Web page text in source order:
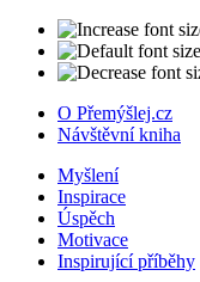
O Přemýšlej.cz
Návštěvní kniha
Myšlení
Inspirace
Úspěch
Motivace
Inspirující příběhy